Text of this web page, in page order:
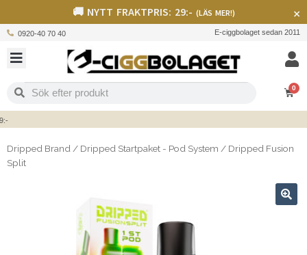
🚚 NYTT FRAKTPRIS: 29:- (LÄS MER!) ×
0920-40 70 40 E-ciggbolaget sedan 2011
0
Dripped Brand / Dripped Startpaket - Pod System / Dripped Fusion
Split